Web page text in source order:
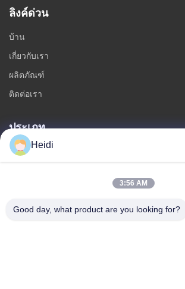
ลิงค์ด่วน
บ้าน
เกี่ยวกับเรา
ผลิตภัณฑ์
ติดต่อเรา
ประเภท
เส้นใยโพลีเอสเตอร์หลัก
สายใยพอลิเอสเตอร์ที่ละลายน้อย
เส้นใยโพลีเอสเตอร์หลักเชื่อมแบบกลวง
Heidi
3:56 AM
Good day, what product are you looking for?